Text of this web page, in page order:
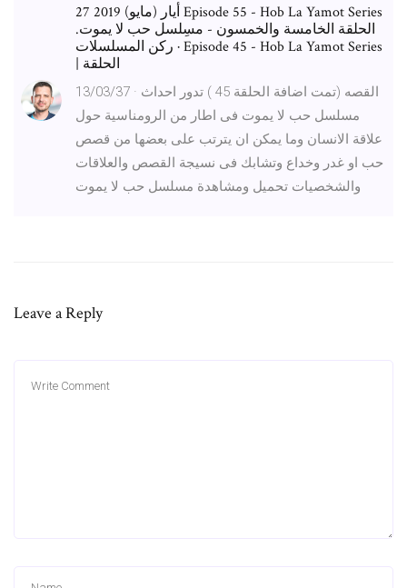
27 أيار (مايو) 2019 Episode 55 - Hob La Yamot Series
الحلقة الخامسة والخمسون - مسِلسل حب لا يموت.
ركن المسلسلات · Episode 45 - Hob La Yamot Series
13/03/37 · القصه (تمت اضافة الحلقة 45 ) تدور احداث
مسلسل حب لا يموت فى اطار من الرومناسية حول
علاقة الانسان وما يمكن ان يترتب على بعضها من قصص
حب او غدر وخداع وتشابك فى نسيجة القصص والعلاقات
والشخصيات تحميل ومشاهدة مسلسل حب لا يموت
Leave a Reply